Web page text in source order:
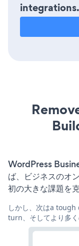
integrations.
WordPress
ば、ビジネスのオ
初の大きな課題を
しかし、次はa
turn、そしてより多